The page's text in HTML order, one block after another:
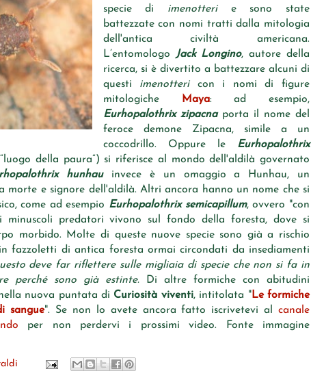
specie di imenotteri e sono state
battezzate con nomi tratti dalla mitologia
dell'antica civiltà americana.
L’entomologo Jack Longino, autore della
ricerca, si è divertito a battezzare alcuni di
questi imenotteri con i nomi di figure
mitologiche
Maya: ad esempio,
Eurhopalothrix zipacnaporta il nome del
feroce demone Zipacna, simile a un
coccodrillo. Oppure le Eurhopalothrix
della paura”) si riferisce al mondo dell'aldilà governato
hunhauinvece è un omaggio a Hunhau, un
morte e signore dell'aldilà. Altri ancora hanno un nome che si
come ad esempio Eurhopalothrix semicapillum, ovvero "con
minuscoli predatori vivono sul fondo della foresta, dove si
morbido. Molte di queste nuove specie sono già a rischio
fazzoletti di antica foresta ormai circondati da insediamenti
deve far riflettere sulle migliaia di specie che non si fa in
perché sono già estinte. Di altre formiche con abitudini
nuova puntata di Curiosità viventi, intitolata "Le formiche
sangue". Se non lo avete ancora fatto iscrivetevi alcanale
per non perdervi i prossimi video. Fonte immagine